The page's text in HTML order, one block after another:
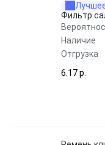
Фильтр
Наличие
Отгрузка
6.17 p.